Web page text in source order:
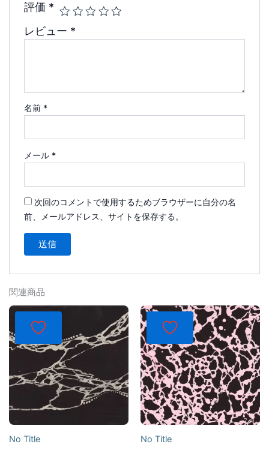
評価 *
レビュー *
名前 *
メール *
次回のコメントで使用するためブラウザーに自分の名
前、メールアドレス、サイトを保存する。
関連商品
No Title No Title